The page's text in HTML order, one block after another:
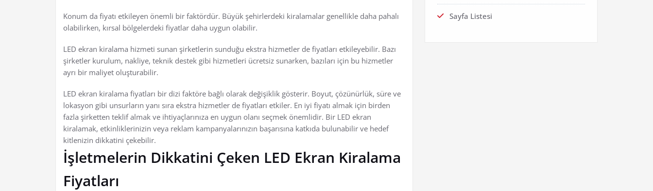
Konum da fiyatı etkileyen önemli bir faktördür. Büyük şehirlerdeki kiralamalar genellikle daha pahalı
olabilirken, kırsal bölgelerdeki fiyatlar daha uygun olabilir.
LED ekran kiralama hizmeti sunan şirketlerin sunduğu ekstra hizmetler de fiyatları etkileyebilir. Bazı
şirketler kurulum, nakliye, teknik destek gibi hizmetleri ücretsiz sunarken, bazıları için bu hizmetler
ayrı bir maliyet oluşturabilir.
LED ekran kiralama fiyatları bir dizi faktöre bağlı olarak değişiklik gösterir. Boyut, çözünürlük, süre ve
lokasyon gibi unsurların yanı sıra ekstra hizmetler de fiyatları etkiler. En iyi fiyatı almak için birden
fazla şirketten teklif almak ve ihtiyaçlarınıza en uygun olanı seçmek önemlidir. Bir LED ekran
kiralamak, etkinliklerinizin veya reklam kampanyalarınızın başarısına katkıda bulunabilir ve hedef
kitlenizin dikkatini çekebilir.
İşletmelerin Dikkatini Çeken LED Ekran Kiralama
Fiyatları
Sayfa Listesi